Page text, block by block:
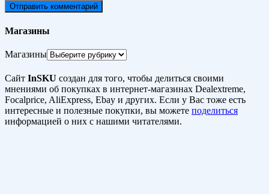
Магазины
Магазины
Сайт InSKU создан для того, чтобы делиться своими
мнениями об покупках в интернет-магазинах Dealextreme,
Focalprice, AliExpress, Ebay и других. Если у Вас тоже есть
интересные и полезные покупки, вы можете поделиться
информацией о них с нашими читателями.